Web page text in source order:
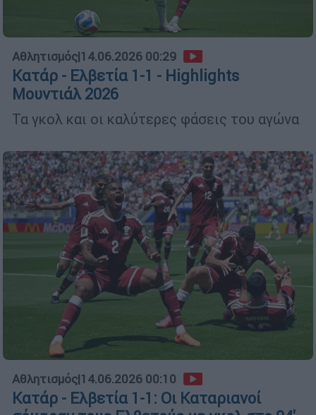
Αθλητισμός|14.06.2026 00:29
Κατάρ - Ελβετία 1-1 - Highlights
Μουντιάλ 2026
Τα γκολ και οι καλύτερες φάσεις του αγώνα
Αθλητισμός|14.06.2026 00:10
Κατάρ - Ελβετία 1-1: Οι Καταριανοί